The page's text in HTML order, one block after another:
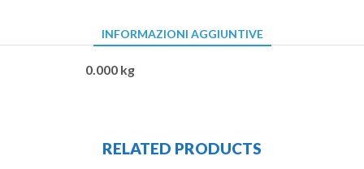
INFORMAZIONI AGGIUNTIVE
0.000 kg
RELATED PRODUCTS